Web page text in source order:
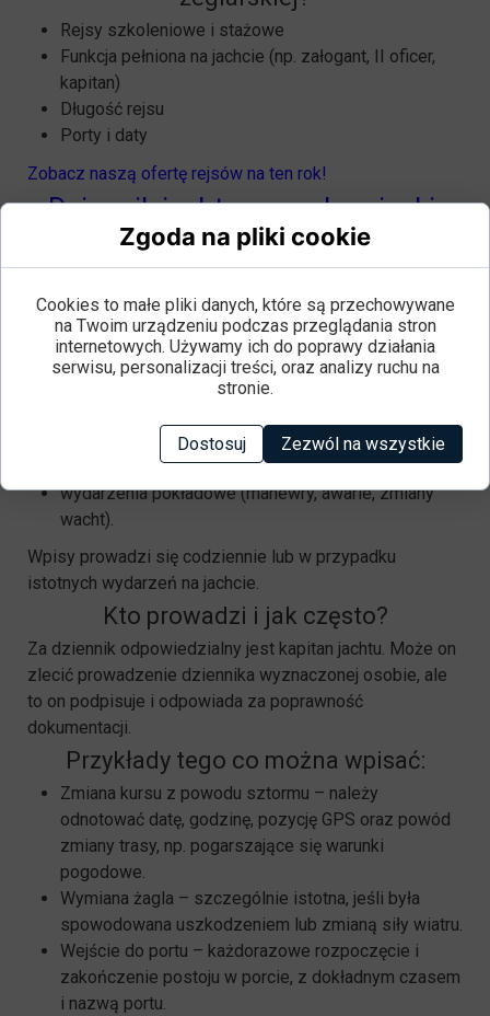
Rejsy szkoleniowe i stażowe
Funkcja pełniona na jachcie (np. załogant, II oficer,
kapitan)
Długość rejsu
Porty i daty
Zobacz naszą ofertę rejsów na ten rok!
Dziennik jachtowy – obowiązki,
zakres wpisów i odpowiedzialność
kapitana
Formalne wymagania i wzór
podstawowych wpisów
datę, godzinę, pozycję,
warunki pogodowe,
wydarzenia pokładowe (manewry, awarie, zmiany
wacht).
Wpisy prowadzi się codziennie lub w przypadku
istotnych wydarzeń na jachcie.
Kto prowadzi i jak często?
Za dziennik odpowiedzialny jest kapitan jachtu. Może on
zlecić prowadzenie dziennika wyznaczonej osobie, ale
to on podpisuje i odpowiada za poprawność
dokumentacji.
Przykłady tego co można wpisać:
Zmiana kursu z powodu sztormu – należy
odnotować datę, godzinę, pozycję GPS oraz powód
zmiany trasy, np. pogarszające się warunki
pogodowe.
Wymiana żagla – szczególnie istotna, jeśli była
spowodowana uszkodzeniem lub zmianą siły wiatru.
Wejście do portu – każdorazowe rozpoczęcie i
zakończenie postoju w porcie, z dokładnym czasem
i nazwą portu.
Zgoda na pliki cookie
Cookies to małe pliki danych, które są przechowywane
na Twoim urządzeniu podczas przeglądania stron
internetowych. Używamy ich do poprawy działania
serwisu, personalizacji treści, oraz analizy ruchu na
stronie.
Dostosuj Zezwól na wszystkie